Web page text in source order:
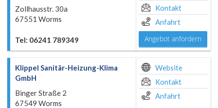
Zollhausstr. 30a
67551 Worms
Tel: 06241 789349
Kontakt
Anfahrt
Angebot anfordern
Klippel Sanitär-Heizung-Klima
GmbH
Binger Straße 2
67549 Worms
Website
Kontakt
Anfahrt